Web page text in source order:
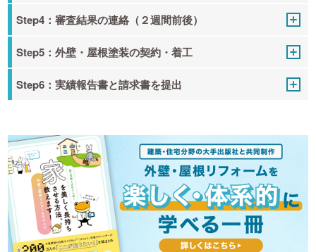
Step4：審査結果の連絡（２週間前後）
Step5：外壁・屋根塗装の契約・着工
Step6：実績報告書と請求書を提出